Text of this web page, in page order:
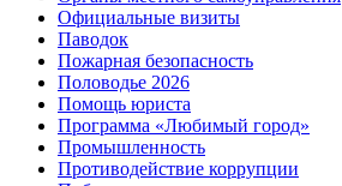
Официальные визиты
Паводок
Пожарная безопасность
Половодье 2026
Помощь юриста
Программа «Любимый город»
Промышленность
Противодействие коррупции